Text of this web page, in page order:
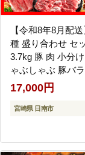
【令和8年8月配
種 盛り合わせ セ
3.7kg 豚 肉 小分
ゃぶしゃぶ 豚バ
赤身 こま切れ ス
崎県産 国産 食品
ゃぶ おかず 小間
パック 食べ比べ
料理に大活躍 ミ
崎県 日南市 送料
17,000円
宮崎県 日南市